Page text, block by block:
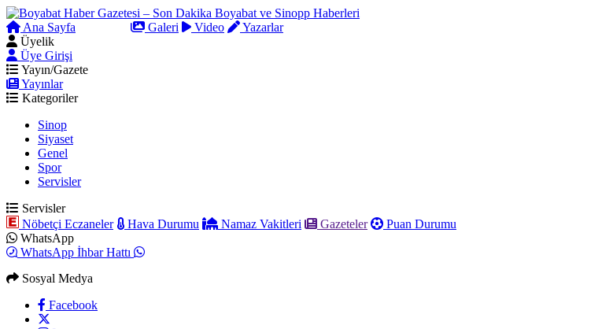
Ana Sayfa Galeri Video
Yazarlar
Üyelik
Üye Girişi
Yayın/Gazete
Yayınlar
Kategoriler
Sinop
Siyaset
Genel
Spor
Servisler
Servisler
Nöbetçi Eczaneler
Hava Durumu Namaz Vakitleri Gazeteler
Puan Durumu
WhatsApp
WhatsApp İhbar Hattı
Sosyal Medya
Facebook